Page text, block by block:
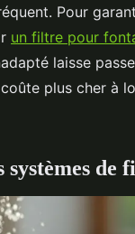
Pour
un filtre pour
laisse
plus cher à
systèmes